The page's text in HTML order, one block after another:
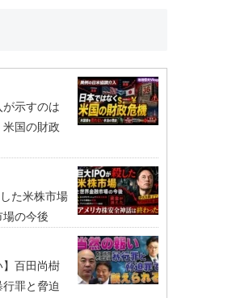
が示すのは
米国の財政
た米株市場
場の今後
】百田尚樹
罪と脅迫